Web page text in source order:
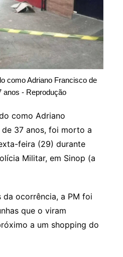
como Adriano Francisco de
anos - Reprodução
como Adriano
37 anos, foi morto a
feira (29) durante
Militar, em Sinop (a
da ocorrência, a PM foi
que o viram
a um shopping do